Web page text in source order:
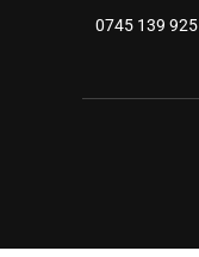
0745 139 925